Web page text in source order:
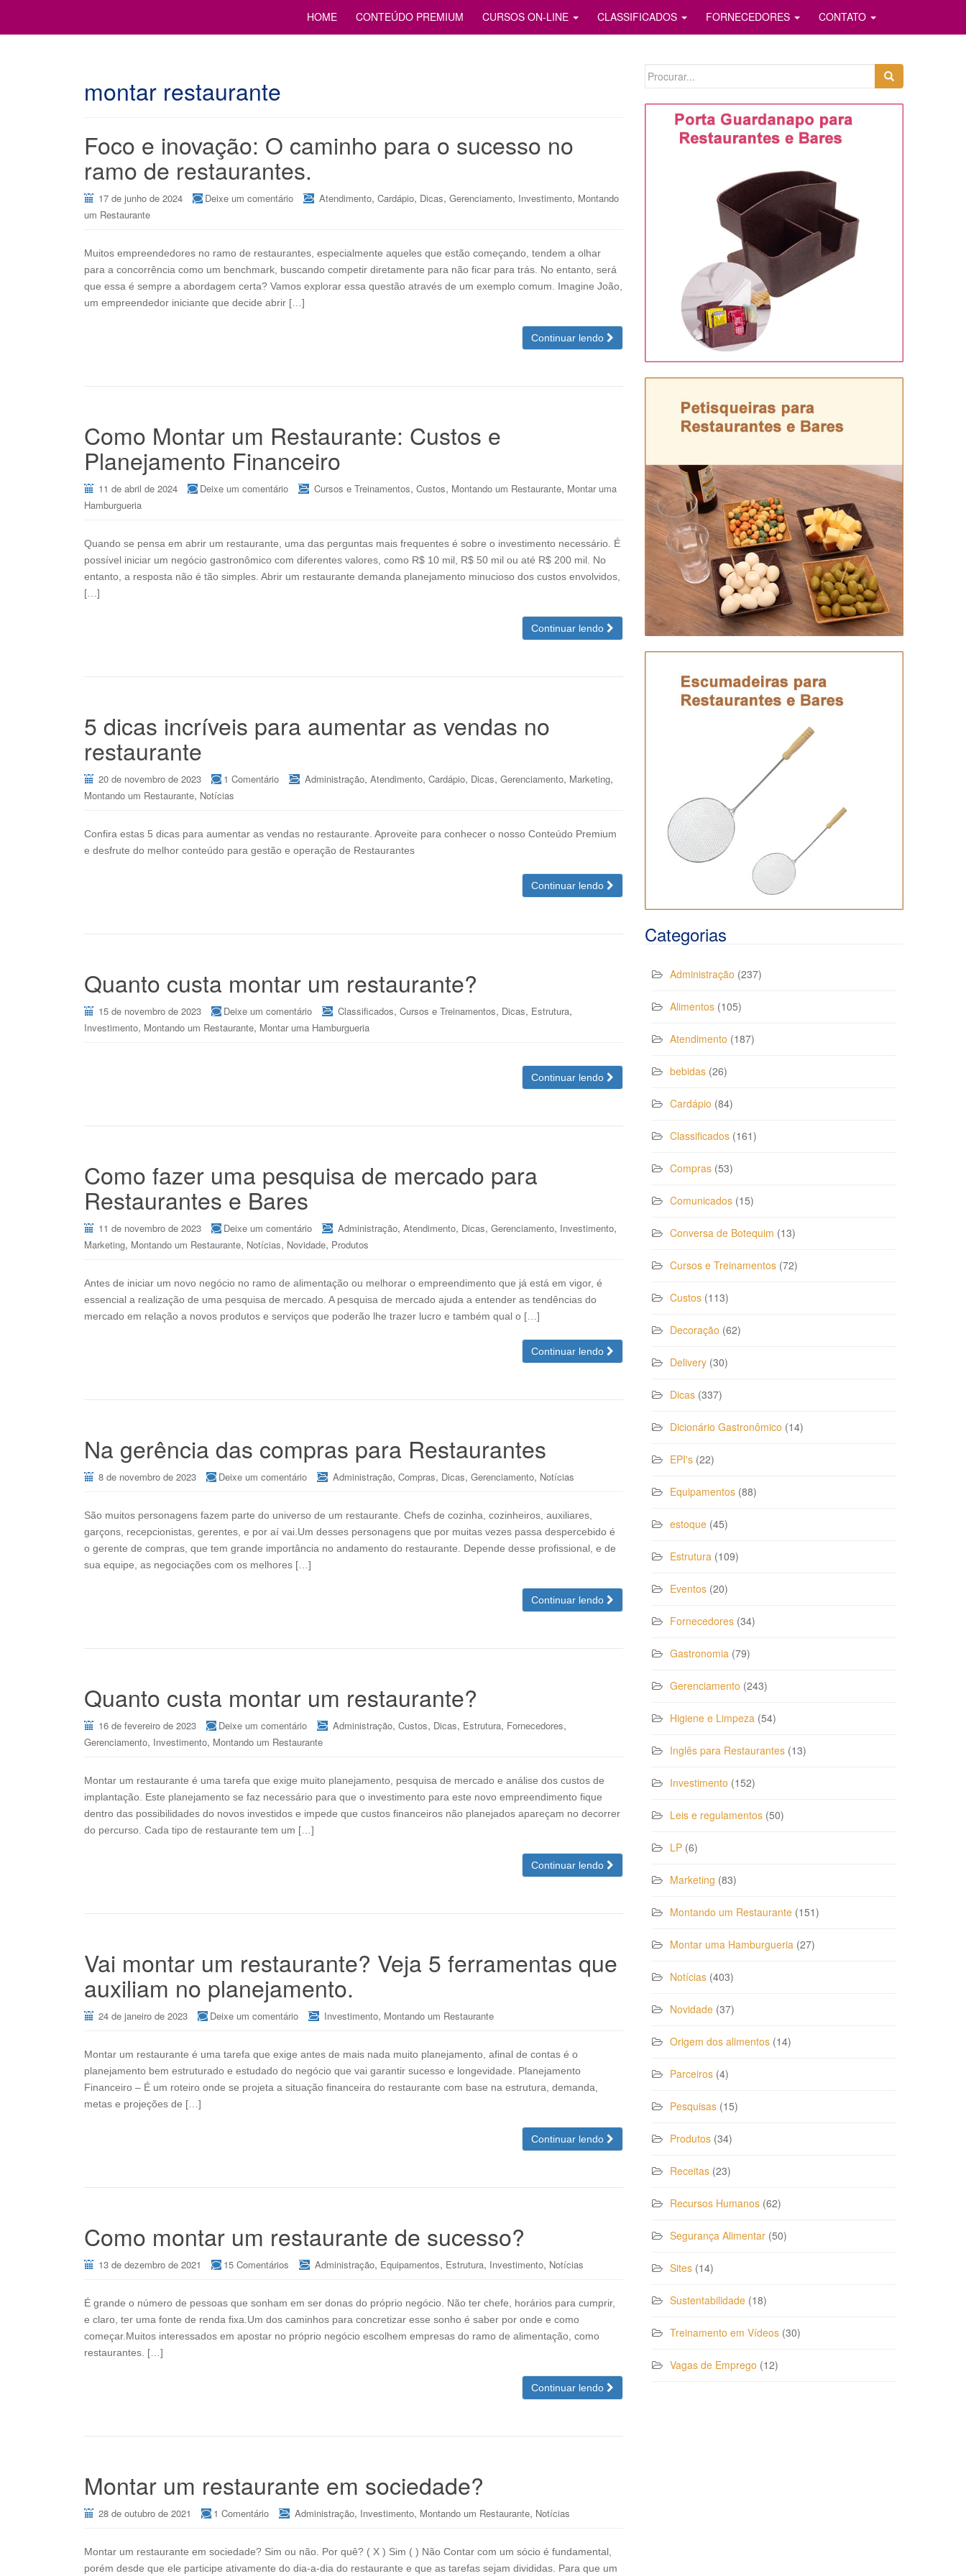
GESTÃO DE RESTAURANTES
HOME CONTEÚDO PREMIUM CURSOS ON-LINE CLASSIFICADOS FORNECEDORES CONTATO
montar restaurante
Foco e inovação: O caminho para o sucesso no
ramo de restaurantes.
17 de junho de 2024 Deixe um comentário Atendimento, Cardápio, Dicas, Gerenciamento, Investimento, Montando
um Restaurante
Muitos empreendedores no ramo de restaurantes, especialmente aqueles que estão começando, tendem a olhar
para a concorrência como um benchmark, buscando competir diretamente para não ficar para trás. No entanto, será
que essa é sempre a abordagem certa? Vamos explorar essa questão através de um exemplo comum. Imagine João,
um empreendedor iniciante que decide abrir […]
Continuar lendo
Como Montar um Restaurante: Custos e
Planejamento Financeiro
11 de abril de 2024 Deixe um comentário Cursos e Treinamentos, Custos, Montando um Restaurante, Montar uma
Hamburgueria
Quando se pensa em abrir um restaurante, uma das perguntas mais frequentes é sobre o investimento necessário. É
possível iniciar um negócio gastronômico com diferentes valores, como R$ 10 mil, R$ 50 mil ou até R$ 200 mil. No
entanto, a resposta não é tão simples. Abrir um restaurante demanda planejamento minucioso dos custos envolvidos,
[…]
Continuar lendo
5 dicas incríveis para aumentar as vendas no
restaurante
20 de novembro de 2023 1 Comentário Administração, Atendimento, Cardápio, Dicas, Gerenciamento, Marketing,
Montando um Restaurante, Notícias
Confira estas 5 dicas para aumentar as vendas no restaurante. Aproveite para conhecer o nosso Conteúdo Premium
e desfrute do melhor conteúdo para gestão e operação de Restaurantes
Continuar lendo
Quanto custa montar um restaurante?
15 de novembro de 2023 Deixe um comentário Classificados, Cursos e Treinamentos, Dicas, Estrutura,
Investimento, Montando um Restaurante, Montar uma Hamburgueria
Continuar lendo
Como fazer uma pesquisa de mercado para
Restaurantes e Bares
11 de novembro de 2023 Deixe um comentário Administração, Atendimento, Dicas, Gerenciamento, Investimento,
Marketing, Montando um Restaurante, Notícias, Novidade, Produtos
Antes de iniciar um novo negócio no ramo de alimentação ou melhorar o empreendimento que já está em vigor, é
essencial a realização de uma pesquisa de mercado. A pesquisa de mercado ajuda a entender as tendências do
mercado em relação a novos produtos e serviços que poderão lhe trazer lucro e também qual o […]
Continuar lendo
Na gerência das compras para Restaurantes
8 de novembro de 2023 Deixe um comentário Administração, Compras, Dicas, Gerenciamento, Notícias
São muitos personagens fazem parte do universo de um restaurante. Chefs de cozinha, cozinheiros, auxiliares,
garçons, recepcionistas, gerentes, e por aí vai.Um desses personagens que por muitas vezes passa despercebido é
o gerente de compras, que tem grande importância no andamento do restaurante. Depende desse profissional, e de
sua equipe, as negociações com os melhores […]
Continuar lendo
Quanto custa montar um restaurante?
16 de fevereiro de 2023 Deixe um comentário Administração, Custos, Dicas, Estrutura, Fornecedores,
Gerenciamento, Investimento, Montando um Restaurante
Montar um restaurante é uma tarefa que exige muito planejamento, pesquisa de mercado e análise dos custos de
implantação. Este planejamento se faz necessário para que o investimento para este novo empreendimento fique
dentro das possibilidades do novos investidos e impede que custos financeiros não planejados apareçam no decorrer
do percurso. Cada tipo de restaurante tem um […]
Continuar lendo
Vai montar um restaurante? Veja 5 ferramentas que
auxiliam no planejamento.
24 de janeiro de 2023 Deixe um comentário Investimento, Montando um Restaurante
Montar um restaurante é uma tarefa que exige antes de mais nada muito planejamento, afinal de contas é o
planejamento bem estruturado e estudado do negócio que vai garantir sucesso e longevidade. Planejamento
Financeiro – É um roteiro onde se projeta a situação financeira do restaurante com base na estrutura, demanda,
metas e projeções de […]
Continuar lendo
Como montar um restaurante de sucesso?
13 de dezembro de 2021 15 Comentários Administração, Equipamentos, Estrutura, Investimento, Notícias
É grande o número de pessoas que sonham em ser donas do próprio negócio. Não ter chefe, horários para cumprir,
e claro, ter uma fonte de renda fixa.Um dos caminhos para concretizar esse sonho é saber por onde e como
começar.Muitos interessados em apostar no próprio negócio escolhem empresas do ramo de alimentação, como
restaurantes. […]
Continuar lendo
Montar um restaurante em sociedade?
28 de outubro de 2021 1 Comentário Administração, Investimento, Montando um Restaurante, Notícias
Montar um restaurante em sociedade? Sim ou não. Por quê? ( X ) Sim ( ) Não Contar com um sócio é fundamental,
porém desde que ele participe ativamente do dia-a-dia do restaurante e que as tarefas sejam divididas. Para que um
Search
Categorias
Administração (237)
Alimentos (105)
Atendimento (187)
bebidas (26)
Cardápio (84)
Classificados (161)
Compras (53)
Comunicados (15)
Conversa de Botequim (13)
Cursos e Treinamentos (72)
Custos (113)
Decoração (62)
Delivery (30)
Dicas (337)
Dicionário Gastronômico (14)
EPI's (22)
Equipamentos (88)
estoque (45)
Estrutura (109)
Eventos (20)
Fornecedores (34)
Gastronomia (79)
Gerenciamento (243)
Higiene e Limpeza (54)
Inglês para Restaurantes (13)
Investimento (152)
Leis e regulamentos (50)
LP (6)
Marketing (83)
Montando um Restaurante (151)
Montar uma Hamburgueria (27)
Notícias (403)
Novidade (37)
Origem dos alimentos (14)
Parceiros (4)
Pesquisas (15)
Produtos (34)
Receitas (23)
Recursos Humanos (62)
Segurança Alimentar (50)
Sites (14)
Sustentabilidade (18)
Treinamento em Vídeos (30)
Vagas de Emprego (12)